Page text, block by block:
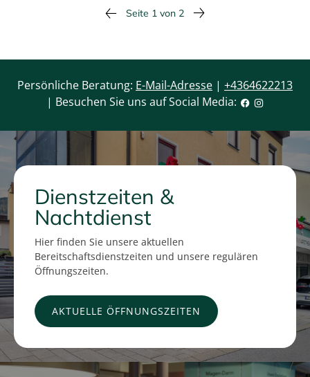
Seite 1 von 2
Persönliche Beratung: E-Mail-Adresse | +4364622213
| Besuchen Sie uns auf Social Media:
Dienstzeiten &
Nachtdienst
Hier finden Sie unsere aktuellen
Bereitschaftsdienstzeiten und unsere regulären
Öffnungszeiten.
AKTUELLE ÖFFNUNGSZEITEN